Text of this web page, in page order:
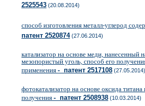
2525543 (20.08.2014)
способ изготовления металл-углерод
патент 2520874(27.06.2014)
катализатор на основе меди, нанесенный
мезопористый уголь, способ его
применения - патент 2517108 (27.05.2014)
фотокатализатор на основе оксида титана
получения - патент 2508938 (10.03.2014)